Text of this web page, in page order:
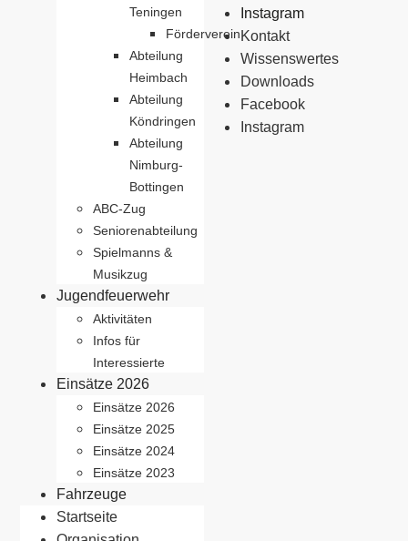
Teningen
Förderverein
Abteilung
Heimbach
Abteilung
Köndringen
Abteilung
Nimburg-
Bottingen
ABC-Zug
Seniorenabteilung
Spielmanns &
Musikzug
Jugendfeuerwehr
Aktivitäten
Infos für
Interessierte
Einsätze 2026
Einsätze 2026
Einsätze 2025
Einsätze 2024
Einsätze 2023
Fahrzeuge
Startseite
Instagram
Kontakt
Wissenswertes
Downloads
Facebook
Instagram